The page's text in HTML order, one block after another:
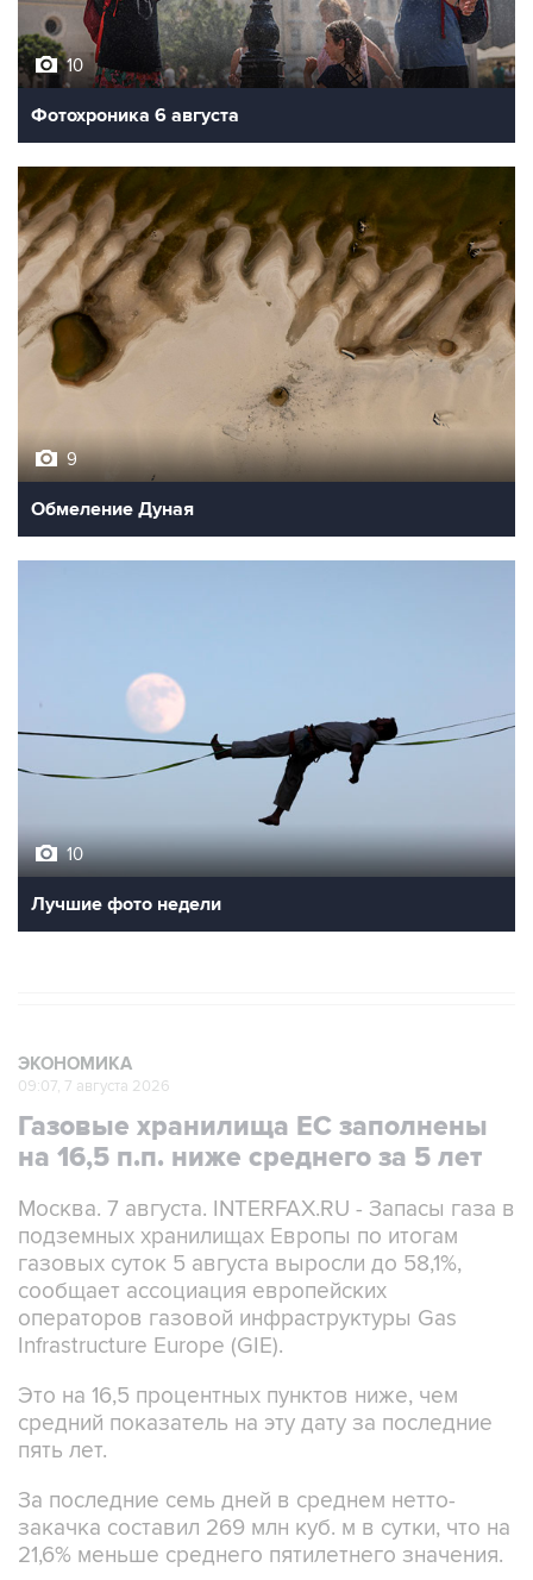
10
Фотохроника 6 августа
9
Обмеление Дуная
10
Лучшие фото недели
ЭКОНОМИКА
09:07, 7 августа 2026
Газовые хранилища ЕС заполнены
на 16,5 п.п. ниже среднего за 5 лет
Москва. 7 августа. INTERFAX.RU - Запасы газа в
подземных хранилищах Европы по итогам
газовых суток 5 августа выросли до 58,1%,
сообщает ассоциация европейских
операторов газовой инфраструктуры Gas
Infrastructure Europe (GIE).
Это на 16,5 процентных пунктов ниже, чем
средний показатель на эту дату за последние
пять лет.
За последние семь дней в среднем нетто-
закачка составил 269 млн куб. м в сутки, что на
21,6% меньше среднего пятилетнего значения.